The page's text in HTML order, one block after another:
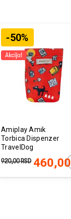
KORPU
-50%
Amiplay Amik
Torbica Dispenzer
TravelDog
460,00
920,00RSD